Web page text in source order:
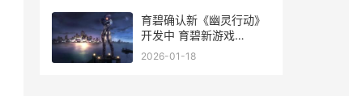
育碧确认新《幽灵行动》
开发中 育碧新游戏
xdefiant
2026-01-18